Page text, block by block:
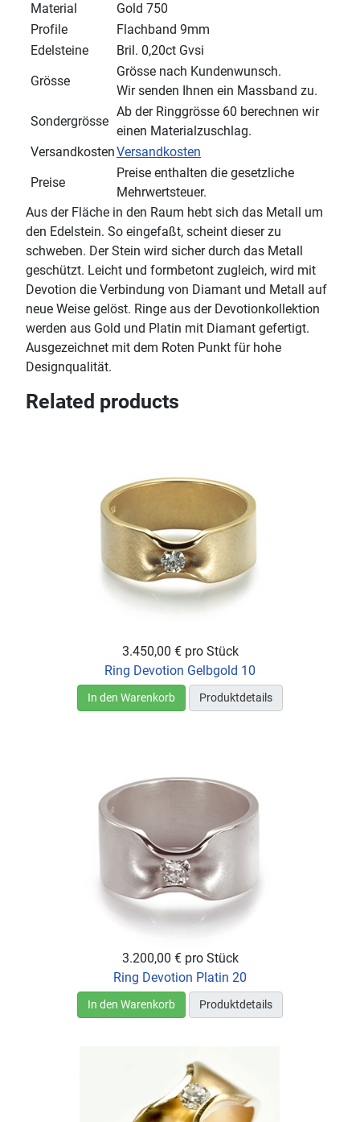
Material
Gold 750
Profile
Flachband 9mm
Edelsteine
Bril. 0,20ct Gvsi
Grösse
Grösse nach Kundenwunsch.
Wir senden Ihnen ein Massband zu.
Sondergrösse
Ab der Ringgrösse 60 berechnen wir
einen Materialzuschlag.
VersandkostenVersandkosten
Preise
Preise enthalten die gesetzliche
Mehrwertsteuer.
Aus der Fläche in den Raum hebt sich das Metall um
den Edelstein. So eingefaßt, scheint dieser zu
schweben. Der Stein wird sicher durch das Metall
geschützt. Leicht und formbetont zugleich, wird mit
Devotion die Verbindung von Diamant und Metall auf
neue Weise gelöst. Ringe aus der Devotionkollektion
werden aus Gold und Platin mit Diamant gefertigt.
Ausgezeichnet mit dem Roten Punkt für hohe
Designqualität.
Related products
3.450,00 € pro Stück
Ring Devotion Gelbgold 10
In den Warenkorb Produktdetails
3.200,00 € pro Stück
Ring Devotion Platin 20
In den Warenkorb Produktdetails